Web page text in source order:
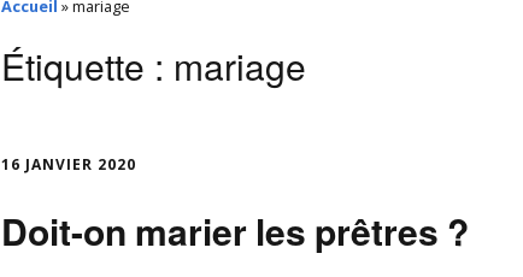
Accueil »mariage
Étiquette : mariage
16 JANVIER 2020
Doit-on marier les prêtres ?